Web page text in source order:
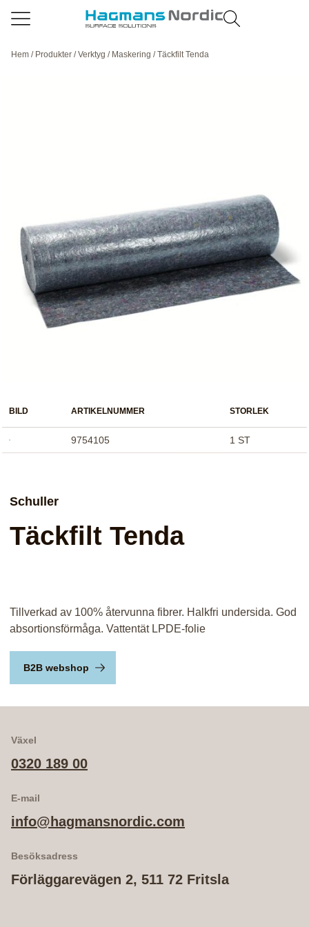
Hem / Produkter /Verktyg / Maskering / Täckfilt Tenda
BILD ARTIKELNUMMER STORLEK
9754105 1 ST
Schuller
Täckfilt Tenda
Tillverkad av 100% återvunna fibrer. Halkfri undersida. God
absortionsförmåga. Vattentät LPDE-folie
B2B webshop
Växel
0320 189 00
E-mail
info@hagmansnordic.com
Besöksadress
Förläggarevägen 2, 511 72 Fritsla